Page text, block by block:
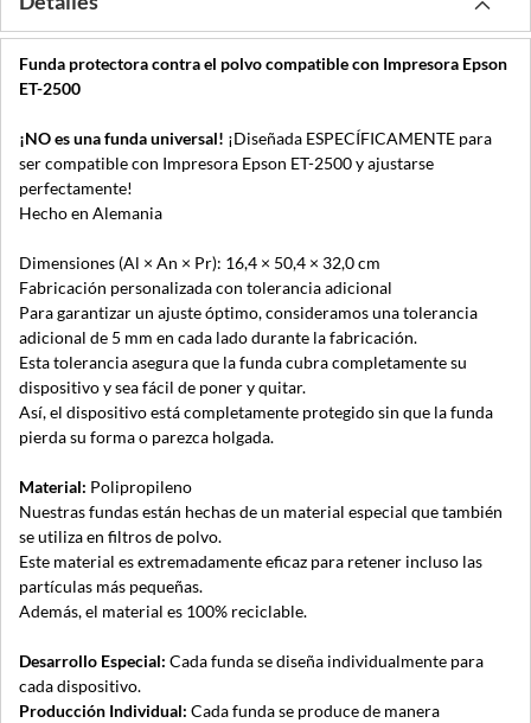
Funda protectora contra el polvo compatible con Impresora Epson
ET-2500
¡NO es una funda universal! ¡Diseñada ESPECÍFICAMENTE para
ser compatible con Impresora Epson ET-2500 y ajustarse
perfectamente!
Hecho en Alemania
Dimensiones (Al × An × Pr): 16,4 × 50,4 × 32,0 cm
Fabricación personalizada con tolerancia adicional
Para garantizar un ajuste óptimo, consideramos una tolerancia
adicional de 5 mm en cada lado durante la fabricación.
Esta tolerancia asegura que la funda cubra completamente su
dispositivo y sea fácil de poner y quitar.
Así, el dispositivo está completamente protegido sin que la funda
pierda su forma o parezca holgada.
Material: Polipropileno
Nuestras fundas están hechas de un material especial que también
se utiliza en filtros de polvo.
Este material es extremadamente eficaz para retener incluso las
partículas más pequeñas.
Además, el material es 100% reciclable.
Desarrollo Especial: Cada funda se diseña individualmente para
cada dispositivo.
Producción Individual: Cada funda se produce de manera